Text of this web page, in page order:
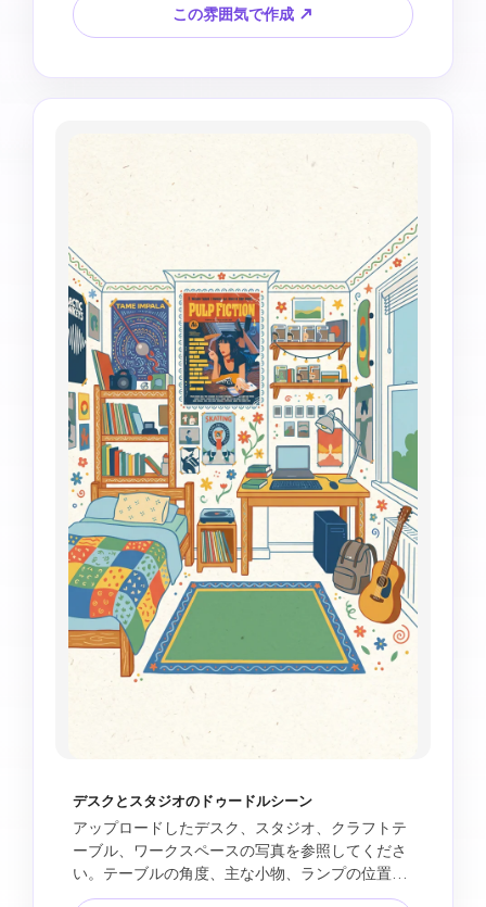
ラストを作成してください。記念カードのように
かわいく素朴な印象にします。3:2の横長構図。リ
地、不要な看板、余分な建物は入れないでくださ
い。
この雰囲気で作成 ↗
デスクとスタジオのドゥードルシーン
アップロードしたデスク、スタジオ、クラフトテ
ーブル、ワークスペースの写真を参照してくださ
い。テーブルの角度、主な小物、ランプの位置、
本や道具、全体の構図を保ちます。きれいなフラ